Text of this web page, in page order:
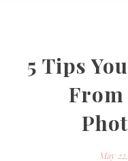
5 Tips
From
May